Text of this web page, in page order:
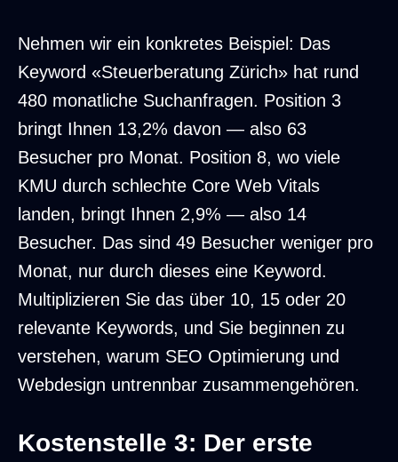
Nehmen wir ein konkretes Beispiel: Das
Keyword «Steuerberatung Zürich» hat rund
480 monatliche Suchanfragen. Position 3
bringt Ihnen 13,2% davon — also 63
Besucher pro Monat. Position 8, wo viele
KMU durch schlechte Core Web Vitals
landen, bringt Ihnen 2,9% — also 14
Besucher. Das sind 49 Besucher weniger pro
Monat, nur durch dieses eine Keyword.
Multiplizieren Sie das über 10, 15 oder 20
relevante Keywords, und Sie beginnen zu
verstehen, warum SEO Optimierung und
Webdesign untrennbar zusammengehören.
Kostenstelle 3: Der erste